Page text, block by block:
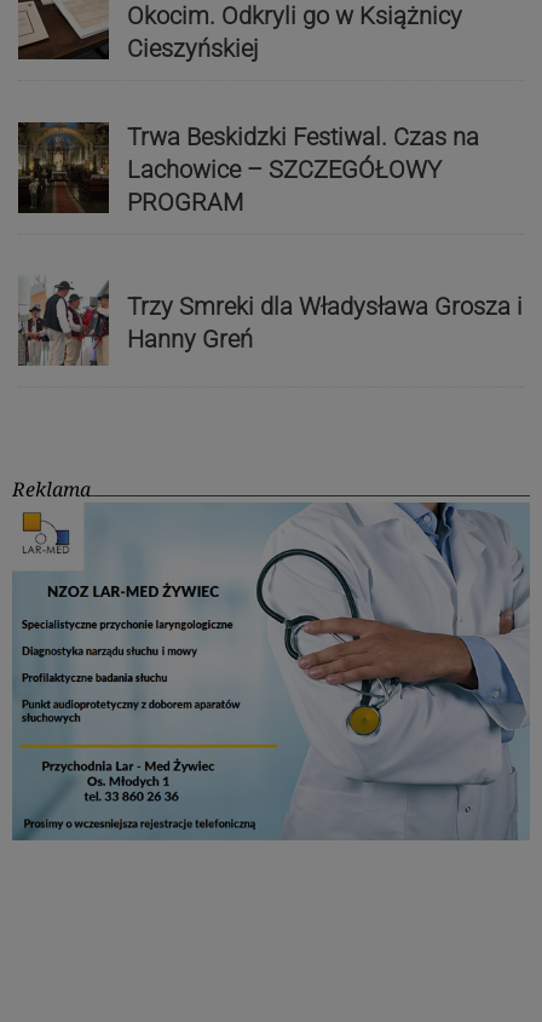
Okocim. Odkryli go w Książnicy
Cieszyńskiej
Trwa Beskidzki Festiwal. Czas na
Lachowice – SZCZEGÓŁOWY
PROGRAM
Trzy Smreki dla Władysława Grosza i
Hanny Greń
Reklama